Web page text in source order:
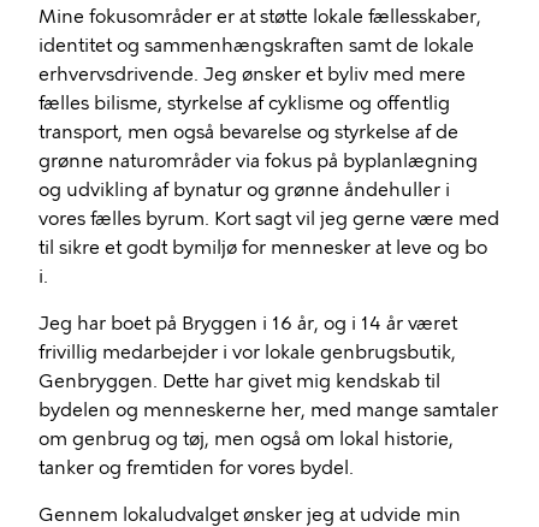
Mine fokusområder er at støtte lokale fællesskaber,
identitet og sammenhængskraften samt de lokale
erhvervsdrivende. Jeg ønsker et byliv med mere
fælles bilisme, styrkelse af cyklisme og offentlig
transport, men også bevarelse og styrkelse af de
grønne naturområder via fokus på byplanlægning
og udvikling af bynatur og grønne åndehuller i
vores fælles byrum. Kort sagt vil jeg gerne være med
til sikre et godt bymiljø for mennesker at leve og bo
i.
Jeg har boet på Bryggen i 16 år, og i 14 år været
frivillig medarbejder i vor lokale genbrugsbutik,
Genbryggen. Dette har givet mig kendskab til
bydelen og menneskerne her, med mange samtaler
om genbrug og tøj, men også om lokal historie,
tanker og fremtiden for vores bydel.
Gennem lokaludvalget ønsker jeg at udvide min